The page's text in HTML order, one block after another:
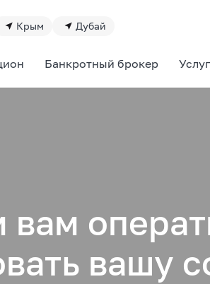
Крым Дубай
Банкротный брокер
вашу